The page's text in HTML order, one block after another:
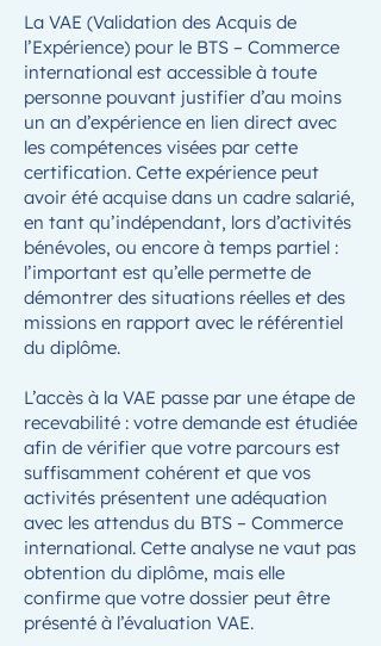
La VAE (Validation des Acquis de
l’Expérience) pour le BTS – Commerce
international est accessible à toute
personne pouvant justifier d’au moins
un an d’expérience en lien direct avec
les compétences visées par cette
certification. Cette expérience peut
avoir été acquise dans un cadre salarié,
en tant qu’indépendant, lors d’activités
bénévoles, ou encore à temps partiel :
l’important est qu’elle permette de
démontrer des situations réelles et des
missions en rapport avec le référentiel
du diplôme.
L’accès à la VAE passe par une étape de
recevabilité : votre demande est étudiée
afin de vérifier que votre parcours est
suffisamment cohérent et que vos
activités présentent une adéquation
avec les attendus du BTS – Commerce
international. Cette analyse ne vaut pas
obtention du diplôme, mais elle
confirme que votre dossier peut être
présenté à l’évaluation VAE.